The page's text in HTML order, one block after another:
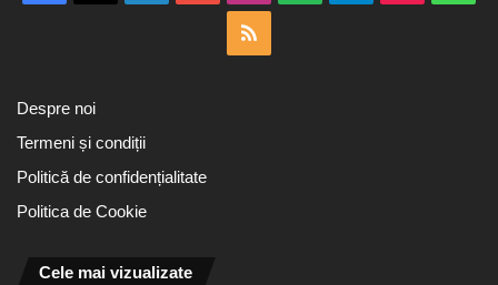
Despre noi
Termeni și condiții
Politică de confidențialitate
Politica de Cookie
Cele mai vizualizate